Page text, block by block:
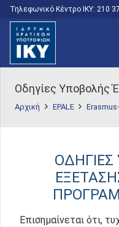
Τηλεφωνικό Κέντρο IKY: 210
Οδηγίες Υποβολής
Αρχική EPALE
Επισημαίνεται ότι,